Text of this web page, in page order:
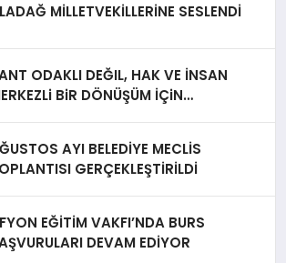
MİLLETVEKİLLERİNE SESLENDİ
ODAKLI DEĞIL, HAK VE İNSAN
BiR DÖNÜŞÜM İÇiN
AYI BELEDİYE MECLİS
GERÇEKLEŞTİRİLDİ
EĞİTİM VAKFI’NDA BURS
DEVAM EDİYOR